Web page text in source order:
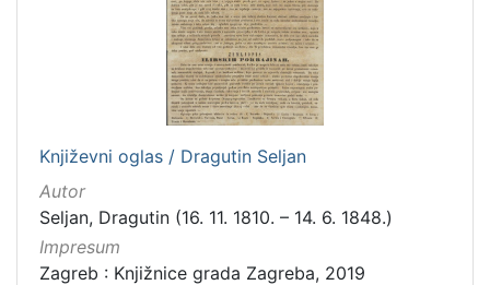
Književni oglas / Dragutin Seljan
Autor
Seljan, Dragutin (16. 11. 1810. – 14. 6. 1848.)
Impresum
Zagreb : Knjižnice grada Zagreba, 2019